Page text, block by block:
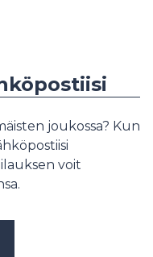
joukossa? Kun
voit